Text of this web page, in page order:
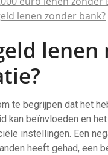
lenen zonder bank?
lenen
te begrijpen dat het
kan beïnvloeden en
instellingen. Een
heeft gehad,